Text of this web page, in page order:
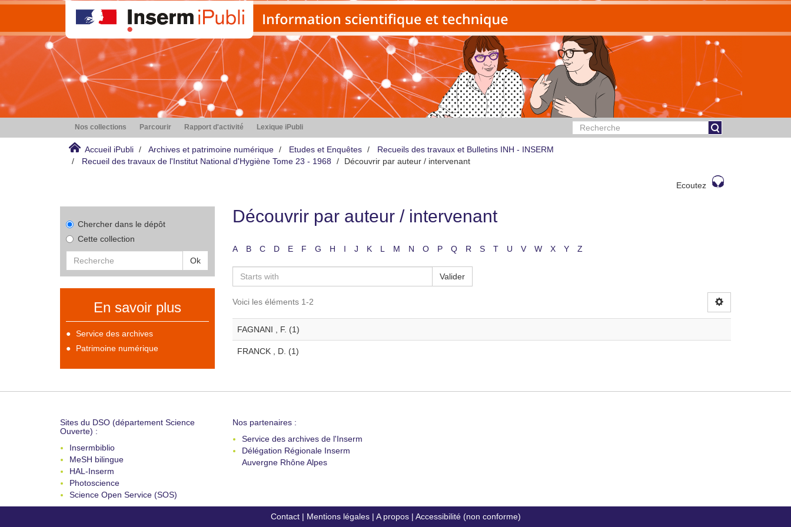
Nos collections Parcourir Rapport d'activité Lexique iPubli
Accueil iPubli Archives et patrimoine numérique Etudes et Enquêtes
Recueils des travaux et Bulletins INH - INSERM
Recueil des travaux de l'Institut National d'Hygiène Tome 23 - 1968
Découvrir par auteur / intervenant
Ecoutez
Chercher dans le dépôt
Cette collection
Ok
En savoir plus
Service des archives
Patrimoine numérique
Découvrir par auteur / intervenant
A B C D E F G H I J K L M N O P Q R S T U V W X Y Z
Valider
Voici les éléments 1-2
FAGNANI , F. (1)
FRANCK , D. (1)
Sites du DSO (département Science
Ouverte) :
Insermbiblio
MeSH bilingue
HAL-Inserm
Photoscience
Science Open Service (SOS)
Nos partenaires :
Service des archives de l'Inserm
Délégation Régionale Inserm
Auvergne Rhône Alpes
Contact| Mentions légales| A propos| Accessibilité (non conforme)